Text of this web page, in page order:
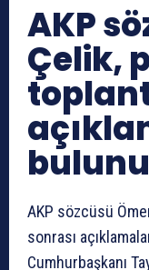
AKP
Çelik,
AKP sözcüsü
sonrası
Cumhurbaşkanı